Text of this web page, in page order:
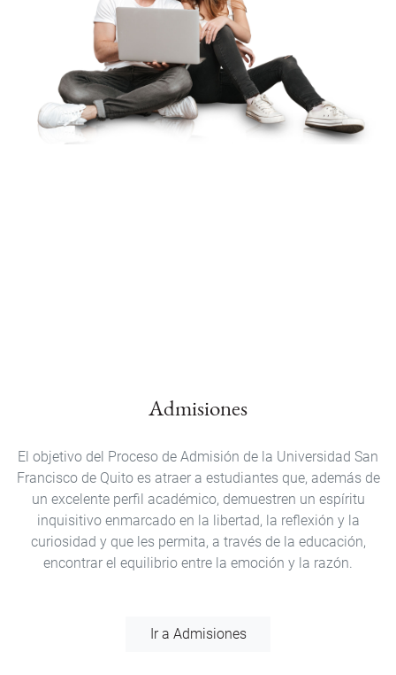
Admisiones
El objetivo del Proceso de Admisión de la Universidad San
Francisco de Quito es atraer a estudiantes que, además de
un excelente perfil académico, demuestren un espíritu
inquisitivo enmarcado en la libertad, la reflexión y la
curiosidad y que les permita, a través de la educación,
encontrar el equilibrio entre la emoción y la razón.
Ir a Admisiones